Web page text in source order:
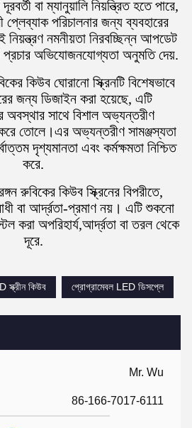
Mr. Wu
86-166-7017-6111
বা ম্যানুয়ালি নিয়ন্ত্রিত হতে পারে,
প্লেব্যাক পরিচালনার জন্য ব্যবহারের
নমনীয়তা নিরবচ্ছিন্ন আপডেট
প্রচার অভিযোজনযোগ্যতা অনুমতি দেয়.
কিউব ঘোরানো স্ক্রিনটি বিশেষভাবে
জন্য ডিজাইন করা হয়েছে, এটি
সাথে বিশাল অভ্যন্তরীণ
তোলে।এর অভ্যন্তরীণ সামঞ্জস্যতা
দৃশ্যমানতা এবং কর্মক্ষমতা নিশ্চিত
করে.
রুবিকের কিউব স্ক্রিনের বিপরীতে,
বা আর্দ্রতা-প্রমাণ নয়। এটি শুকনো
করা অপরিহার্য,আর্দ্রতা বা তরল থেকে
দূরে.
স্ক্রীন কিউব প্রোগ্রামেবল LED ডিসপ্লে